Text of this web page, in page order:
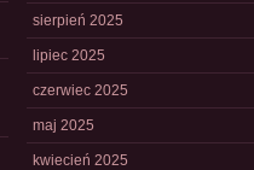
sierpień 2025
lipiec 2025
czerwiec 2025
maj 2025
kwiecień 2025